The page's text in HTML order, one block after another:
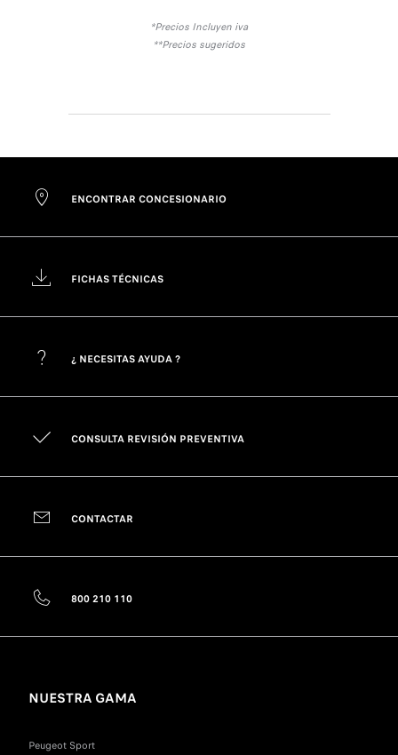
*Precios Incluyen iva
**Precios sugeridos
ENCONTRAR CONCESIONARIO
FICHAS TÉCNICAS
¿ NECESITAS AYUDA ?
CONSULTA REVISIÓN PREVENTIVA
CONTACTAR
800 210 110
NUESTRA GAMA
Peugeot Sport